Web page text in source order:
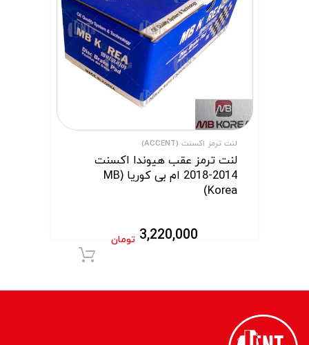
لنت ترمز اکسنت (ACCENT)
لنت ترمز عقب هیوندا اکسنت
2014-2018 ام بی کوریا (MB
Korea)
3,220,000 تومان